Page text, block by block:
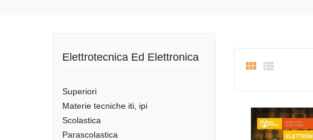
Elettrotecnica Ed Elettronica
Superiori
Materie tecniche iti, ipi
Scolastica
Parascolastica
 